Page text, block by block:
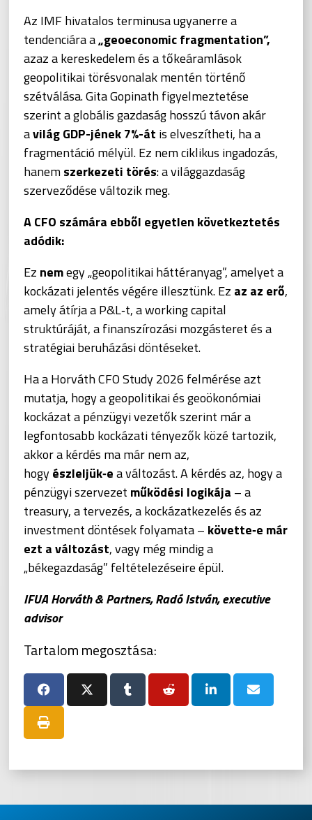
Az IMF hivatalos terminusa ugyanerre a
tendenciára a„geoeconomic fragmentation”,
azaz a kereskedelem és a tőkeáramlások
geopolitikai törésvonalak mentén történő
szétválása. Gita Gopinath figyelmeztetése
szerint a globális gazdaság hosszú távon akár
avilág GDP-jének 7%-át is elveszítheti, ha a
fragmentáció mélyül. Ez nem ciklikus ingadozás,
hanemszerkezeti törés: a világgazdaság
szerveződése változik meg.
A CFO számára ebből egyetlen következtetés
adódik:
Ez nemegy „geopolitikai háttéranyag”, amelyet a
kockázati jelentés végére illesztünk. Ez az az erő,
amely átírja a P&L‑t, a working capital
struktúráját, a finanszírozási mozgásteret és a
stratégiai beruházási döntéseket.
Ha a Horváth CFO Study 2026 felmérése azt
mutatja, hogy a geopolitikai és geoökonómiai
kockázat a pénzügyi vezetők szerint már a
legfontosabb kockázati tényezők közé tartozik,
akkor a kérdés ma már nem az,
hogyészleljük‑ea változást. A kérdés az, hogy a
pénzügyi szervezet működési logikája – a
treasury, a tervezés, a kockázatkezelés és az
investment döntések folyamata – követte‑e már
ezt a változást, vagy még mindig a
„békegazdaság” feltételezéseire épül.
IFUA Horváth & Partners, Radó István, executive
advisor
Tartalom megosztása: